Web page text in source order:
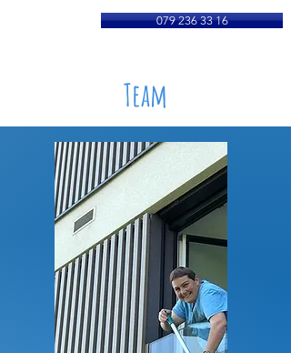
079 236 33 16
Team